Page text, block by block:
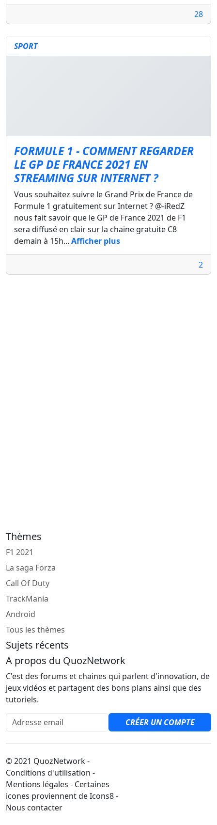
28
SPORT
FORMULE 1 - COMMENT REGARDER
LE GP DE FRANCE 2021 EN
STREAMING SUR INTERNET ?
Vous souhaitez suivre le Grand Prix de France de
Formule 1 gratuitement sur Internet ? @-iRedZ
nous fait savoir que le GP de France 2021 de F1
sera diffusé en clair sur la chaine gratuite C8
demain à 15h... Afficher plus
2
Thèmes
F1 2021
La saga Forza
Call Of Duty
TrackMania
Android
Tous les thèmes
Sujets récents
A propos du QuozNetwork
C'est des forums et chaines qui parlent d'innovation, de
jeux vidéos et partagent des bons plans ainsi que des
tutoriels.
Adresse email
CRÉER UN COMPTE
© 2021 QuozNetwork -
Conditions d'utilisation -
Mentions légales - Certaines
icones proviennent de Icons8 -
Nous contacter